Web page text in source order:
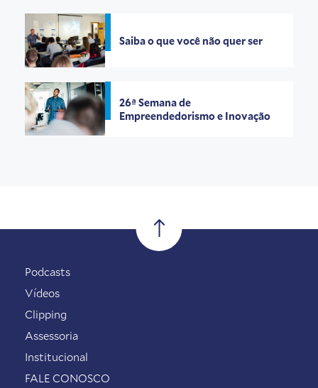
Saiba o que você não quer ser
26ª Semana de
Empreendedorismo e Inovação
Podcasts
Vídeos
Clipping
Assessoria
Institucional
FALE CONOSCO